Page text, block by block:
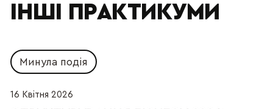
ІНШІ ПРАКТИКУМИ
Минула подія
16 Квітня 2026